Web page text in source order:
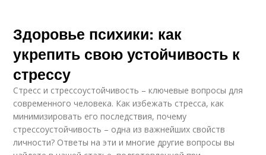
Здоровье психики: как
укрепить свою устойчивость к
стрессу
Стресс и стрессоустойчивость – ключевые вопросы для
современного человека. Как избежать стресса, как
минимизировать его последствия, почему
стрессоустойчивость – одна из важнейших свойств
личности? Ответы на эти и многие другие вопросы вы